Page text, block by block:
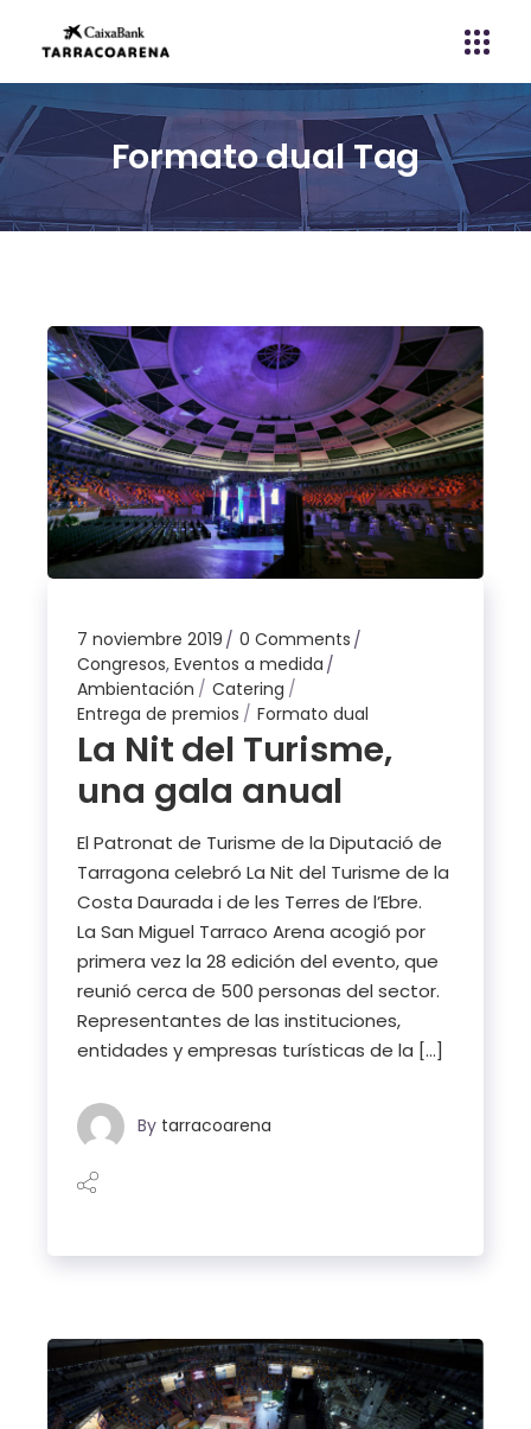
Formato dual Tag
7 noviembre 2019
0 Comments
Congresos,Eventos a medida
Ambientación
Catering
Entrega de premios
Formato dual
La Nit del Turisme,
una gala anual
El Patronat de Turisme de la Diputació de
Tarragona celebró La Nit del Turisme de la
Costa Daurada i de les Terres de l’Ebre.
La San Miguel Tarraco Arena acogió por
primera vez la 28 edición del evento, que
reunió cerca de 500 personas del sector.
Representantes de las instituciones,
entidades y empresas turísticas de la […]
By tarracoarena